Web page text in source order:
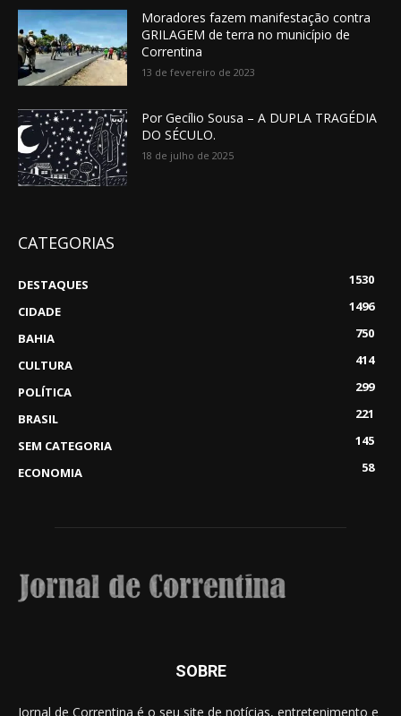
Moradores fazem manifestação contra
GRILAGEM de terra no município de
Correntina
13 de fevereiro de 2023
Por Gecílio Sousa – A DUPLA TRAGÉDIA
DO SÉCULO.
18 de julho de 2025
CATEGORIAS
DESTAQUES
1530
CIDADE
1496
BAHIA
750
CULTURA
414
POLÍTICA
299
BRASIL
221
SEM CATEGORIA
145
ECONOMIA
58
SOBRE
Jornal de Correntina é o seu site de notícias, entretenimento e